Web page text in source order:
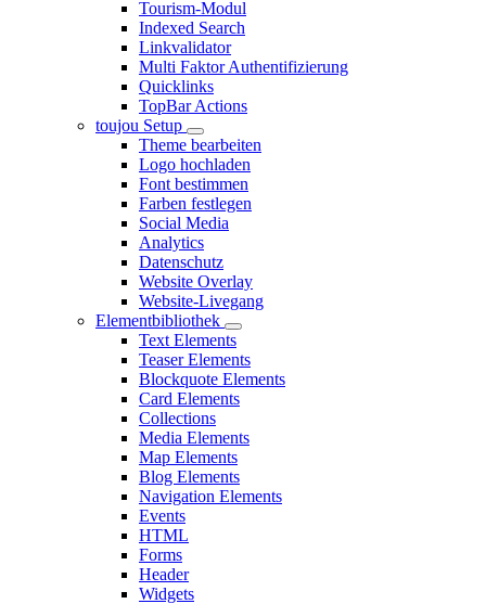
Tourism-Modul
Indexed Search
Linkvalidator
Multi Faktor Authentifizierung
Quicklinks
TopBar Actions
toujou Setup
Theme bearbeiten
Logo hochladen
Font bestimmen
Farben festlegen
Social Media
Analytics
Datenschutz
Website Overlay
Website-Livegang
Elementbibliothek
Text Elements
Teaser Elements
Blockquote Elements
Card Elements
Collections
Media Elements
Map Elements
Blog Elements
Navigation Elements
Events
HTML
Forms
Header
Widgets